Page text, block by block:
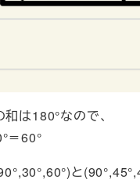
は180°なので、
＝60°
と